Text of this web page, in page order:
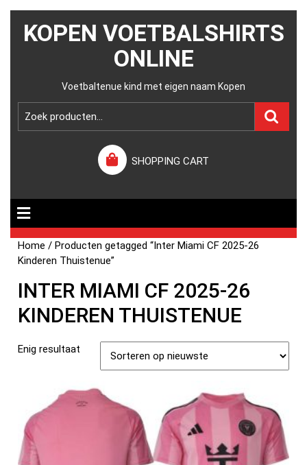
KOPEN VOETBALSHIRTS
ONLINE
Voetbaltenue kind met eigen naam Kopen
SHOPPING CART
Home / Producten getagged “Inter Miami CF 2025-26
Kinderen Thuistenue”
INTER MIAMI CF 2025-26
KINDEREN THUISTENUE
Enig resultaat